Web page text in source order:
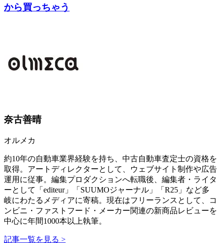
から買っちゃう
奈古善晴
オルメカ
約10年の自動車業界経験を持ち、中古自動車査定士の資格を
取得。アートディレクターとして、ウェブサイト制作や広告
運用に従事。編集プロダクションへ転職後、編集者・ライタ
ーとして「editeur」「SUUMOジャーナル」「R25」など多
岐にわたるメディアに寄稿。現在はフリーランスとして、コ
ンビニ・ファストフード・メーカー関連の新商品レビューを
中心に年間1000本以上執筆。
記事一覧を見る >